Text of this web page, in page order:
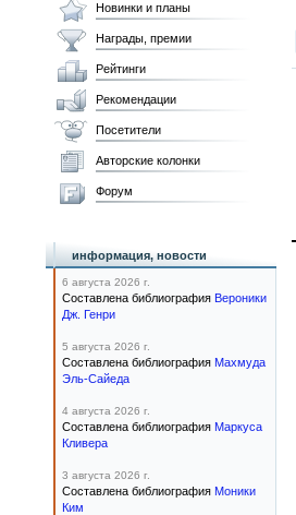
Новинки и планы
Награды, премии
Рейтинги
Рекомендации
Посетители
Авторские колонки
Форум
информация, новости
6 августа 2026 г.
Составлена библиография Вероники
Дж. Генри
5 августа 2026 г.
Составлена библиография Махмуда
Эль-Сайеда
4 августа 2026 г.
Составлена библиография Маркуса
Кливера
3 августа 2026 г.
Составлена библиография Моники
Ким